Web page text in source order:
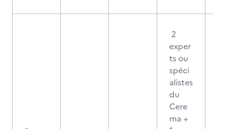
2
exper
ts ou
spéci
alistes
du
Cere
ma +